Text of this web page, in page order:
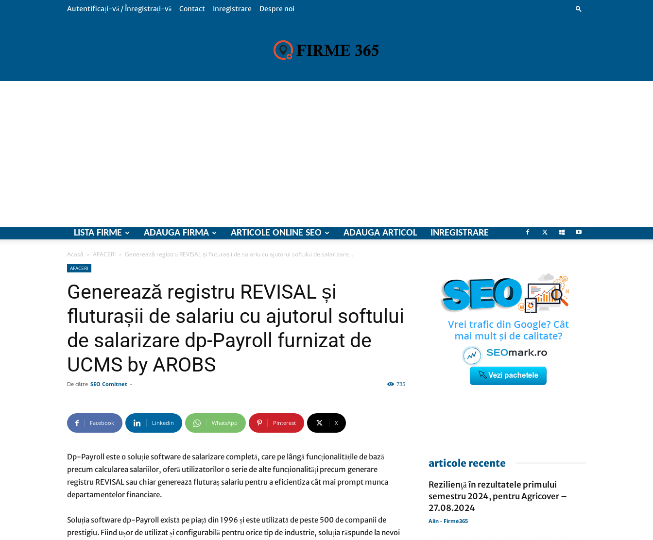
Autentificați-vă / Înregistrați-vă Contact Inregistrare Despre noi
si
de
presa
LISTA FIRME ADAUGA FIRMA ARTICOLE ONLINE SEO ADAUGA ARTICOL INREGISTRARE
Acasă AFACERI Generează registru REVISAL și fluturașii de salariu cu ajutorul softului de salarizare...
AFACERI
Generează registru REVISAL și
fluturașii de salariu cu ajutorul softului
de salarizare dp-Payroll furnizat de
UCMS by AROBS
De către SEO Comitnet - 735
Facebook Linkedin WhatsApp Pinterest X
Dp-Payroll este o soluție software de salarizare completă, care pe lângă funcționalitățile de bază
precum calcularea salariilor, oferă utilizatorilor o serie de alte funcționalități precum generare
registru REVISAL sau chiar generează fluturaș salariu pentru a eficientiza cât mai prompt munca
departamentelor financiare.
Soluția software dp-Payroll există pe piață din 1996 și este utilizată de peste 500 de companii de
prestigiu. Fiind ușor de utilizat și configurabilă pentru orice tip de industrie, soluția răspunde la nevoi
articole recente
Rezilienţă în rezultatele primului
semestru 2024, pentru Agricover –
27.08.2024
Alin - Firme365